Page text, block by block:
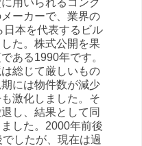
ーカーで、業界の
本を代表するビル
た。株式公開を果
ある1990年です。
総じて厳しいもの
には物件数が減少
激化しました。そ
し、結果として同
した。2000年前後
したが、現在は過